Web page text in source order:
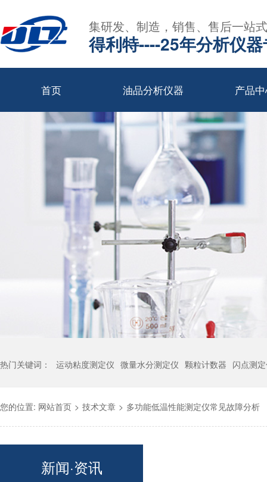
集研发、制造，销售、售后一站
得利特----25年分析仪
首页 油品分析仪器 产品
热门关键词： 运动粘度测定仪 微量水分测定仪 颗粒计数器 闪点测
您的位置: 网站首页 > 技术文章 > 多功能低温性能测定仪常见故障分析
新闻·资讯